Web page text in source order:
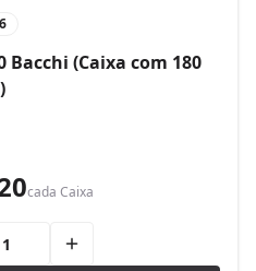
Bacchi (Caixa com 180
cada Caixa